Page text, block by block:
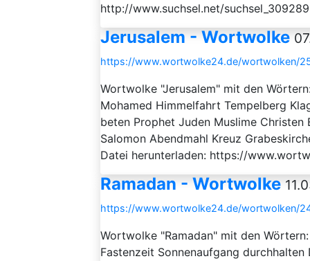
http://www.suchsel.net/
Jerusalem - Wortwolke
https://www.wortwolke24.de/wortwolken/
Wortwolke "Jerusalem" mit den
Mohamed Himmelfahrt Tempelberg
beten Prophet Juden Muslime Christen
Salomon Abendmahl Kreuz
Datei herunterladen: https://
Ramadan - Wortwolke
https://www.wortwolke24.de/wortwolken/
Wortwolke "Ramadan" mit den
Fastenzeit Sonnenaufgang